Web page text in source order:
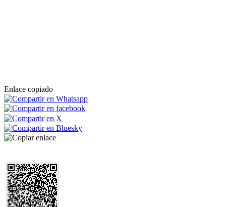
Enlace copiado